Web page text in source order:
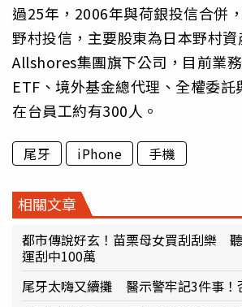
過25年，2006年與荷銀投信合併
野村投信，主要股東為日本野村
Allshores集團旗下公司，目前業
ETF、境外基金總代理、全權委託
在台員工約有300人。
尾牙 iPhone 手機
相關文章
都市傳說好玄！苗栗母女買刮刮樂
運刮中100萬
尾牙太嗨又續攤 醫示警牢記3件事！